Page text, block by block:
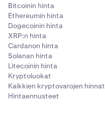
Bitcoinin hinta
Ethereumin hinta
Dogecoinin hinta
XRP:n hinta
Cardanon hinta
Solanan hinta
Litecoinin hinta
Kryptoluokat
Kaikkien kryptovarojen hinnat
Hintaennusteet